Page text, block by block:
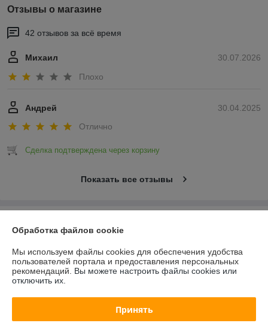
Отзывы о магазине
42 отзывов за всё время
30.07.2026
Михаил
Плохо
30.04.2025
Андрей
Отлично
Сделка подтверждена через корзину
Показать все отзывы
Контакты
Доставка и оплата
Обработка файлов cookie
Мы используем файлы cookies для обеспечения удобства
пользователей портала и предоставления персональных
рекомендаций. Вы можете настроить файлы cookies или
отключить их.
Принять